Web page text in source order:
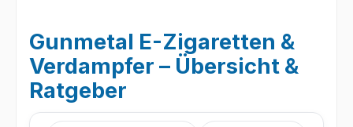
Gunmetal E-Zigaretten &
Verdampfer – Übersicht &
Ratgeber